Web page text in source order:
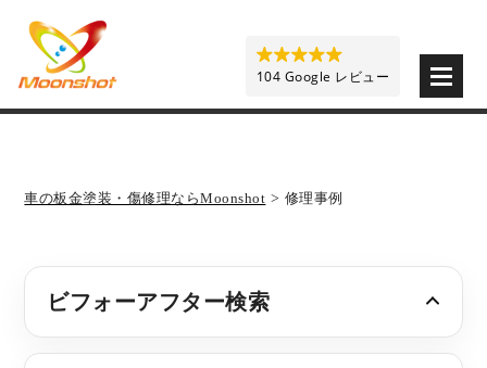
車の板金塗装・傷修理ならMoonshot > 修理事例
ビフォーアフター検索
104 Google レビュー